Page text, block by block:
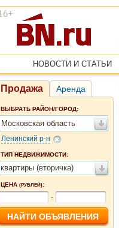
НОВОСТИ И СТАТЬИ
Продажа Аренда
ВЫБРАТЬ РАЙОН/ГОРОД:
Московская область
Ленинский р-н
ТИП НЕДВИЖИМОСТИ:
квартиры (вторичка)
ЦЕНА (РУБЛЕЙ):
-